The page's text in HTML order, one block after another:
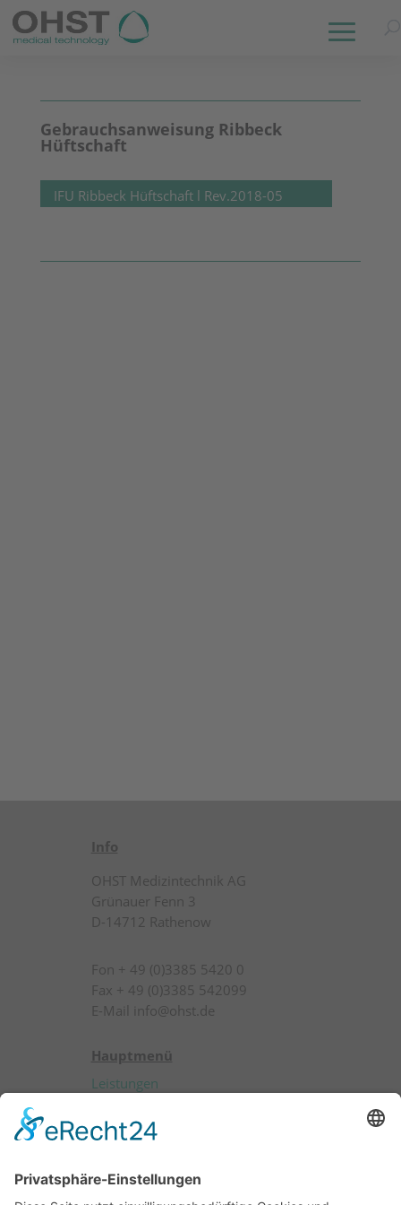
Gebrauchsanweisung Ribbeck
Hüftschaft
IFU Ribbeck Hüftschaft l Rev.2018-05
Info
OHST Medizintechnik AG
Grünauer Fenn 3
D-14712 Rathenow
Fon + 49 (0)3385 5420 0
Fax + 49 (0)3385 542099
E-Mail info@ohst.de
Hauptmenü
Leistungen
Patienten